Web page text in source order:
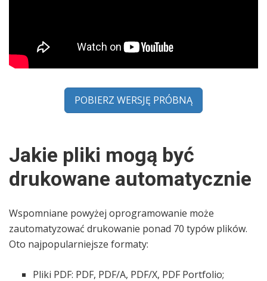
POBIERZ WERSJĘ PRÓBNĄ
Jakie pliki mogą być
drukowane automatycznie
Wspomniane powyżej oprogramowanie może
zautomatyzować drukowanie ponad 70 typów plików.
Oto najpopularniejsze formaty:
Pliki PDF: PDF, PDF/A, PDF/X, PDF Portfolio;